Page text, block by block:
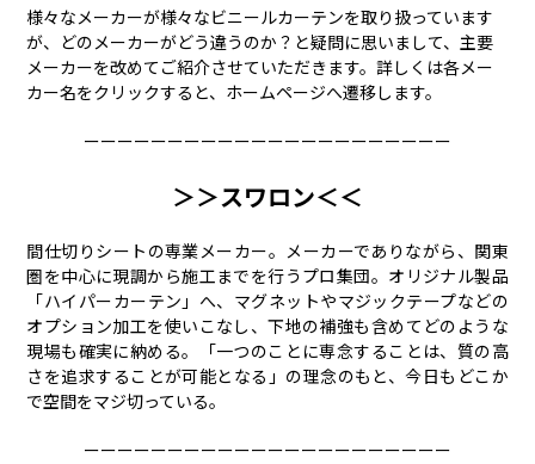
様々なメーカーが様々なビニールカーテンを取り扱っています
が、どのメーカーがどう違うのか？と疑問に思いまして、主要
メーカーを改めてご紹介させていただきます。詳しくは各メー
カー名をクリックすると、ホームページへ遷移します。
ーーーーーーーーーーーーーーーーーーーーーー
＞＞スワロン＜＜
間仕切りシートの専業メーカー。メーカーでありながら、関東
圏を中心に現調から施工までを行うプロ集団。オリジナル製品
「ハイパーカーテン」へ、マグネットやマジックテープなどの
オプション加工を使いこなし、下地の補強も含めてどのような
現場も確実に納める。「一つのことに専念することは、質の高
さを追求することが可能となる」の理念のもと、今日もどこか
で空間をマジ切っている。
ーーーーーーーーーーーーーーーーーーーーーー